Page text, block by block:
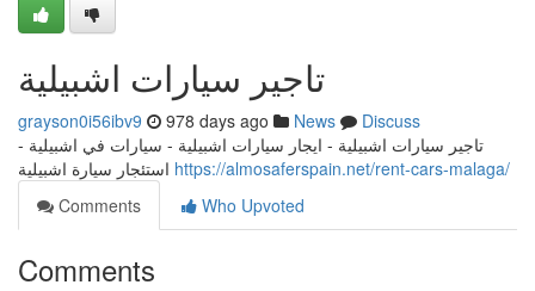
تاجير سيارات اشبيلية
grayson0i56ibv9 978 days ago News
Discuss
تاجير سيارات اشبيلية - ايجار سيارات اشبيلية - سيارات في اشبيلية -
https://almosaferspain.net/rent-cars-malaga/
Comments
Who Upvoted
Comments